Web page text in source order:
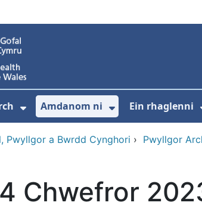
Dangos isddewislen ar gyfer
Amdanom ni
Dangos
Ein rhaglenni
Pwyllgor a Bwrdd Cynghori › Pwyllgor
Chwefror